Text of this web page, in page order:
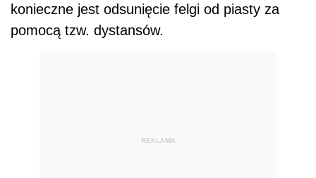
konieczne jest odsunięcie felgi od piasty za
pomocą tzw. dystansów.
REKLAMA